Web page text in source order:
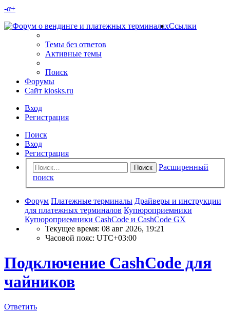
-α+
Ссылки
Темы без ответов
Активные темы
Поиск
Форумы
Сайт kiosks.ru
Вход
Регистрация
Поиск
Вход
Регистрация
Поиск
Расширенный
поиск
Форум Платежные терминалы Драйверы и инструкции
для платежных терминалов Купюроприемники
Купюроприемники CashCode и CashCode GX
Текущее время: 08 авг 2026, 19:21
Часовой пояс: UTC+03:00
Подключение CashСode для
чайников
Ответить